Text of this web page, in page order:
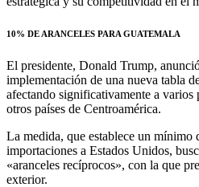
10% DE ARANCELES PARA GUATEMALA
El presidente, Donald Trump,
implementación de una nueva tabla
afectando significativamente a
otros países de Centroamérica.
La medida, que establece un mínimo
importaciones a Estados Unidos,
«aranceles recíprocos», con la que
exterior.